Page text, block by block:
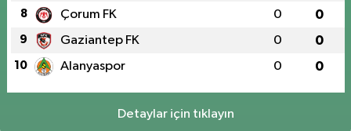
8 Çorum FK 0 0
9 Gaziantep FK 0 0
10 Alanyaspor 0 0
Detaylar için tıklayın